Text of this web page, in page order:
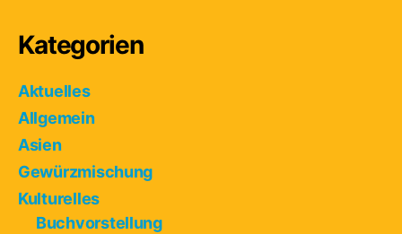
Kategorien
Aktuelles
Allgemein
Asien
Gewürzmischung
Kulturelles
Buchvorstellung